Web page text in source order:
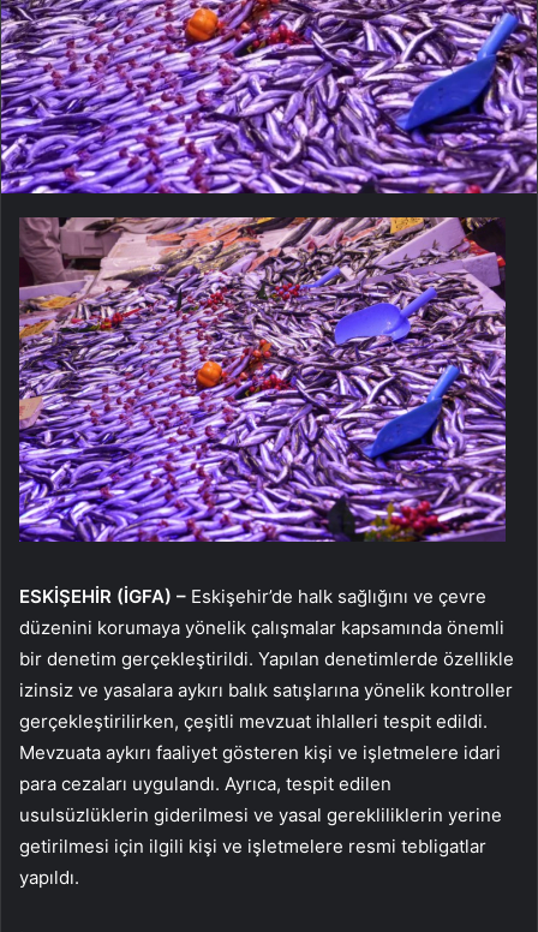
ESKİŞEHİR (İGFA) – Eskişehir’de halk sağlığını ve çevre
düzenini korumaya yönelik çalışmalar kapsamında önemli
bir denetim gerçekleştirildi. Yapılan denetimlerde özellikle
izinsiz ve yasalara aykırı balık satışlarına yönelik kontroller
gerçekleştirilirken, çeşitli mevzuat ihlalleri tespit edildi.
Mevzuata aykırı faaliyet gösteren kişi ve işletmelere idari
para cezaları uygulandı. Ayrıca, tespit edilen
usulsüzlüklerin giderilmesi ve yasal gerekliliklerin yerine
getirilmesi için ilgili kişi ve işletmelere resmi tebligatlar
yapıldı.